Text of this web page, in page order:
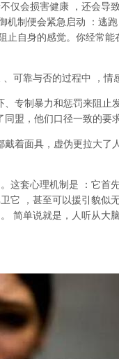
不仅会损害健康 ，还会导
机制便会紧急启动 ：逃跑
止自身的感觉。你经常
、可靠与否的过程中 ，情
专制暴力和惩罚来阻止
盟，他们口径一致的要
着面具，虚伪更拉大了
。这套心理机制是 ：它首
它 ，甚至可以援引貌似
。 简单说就是， 人听从大